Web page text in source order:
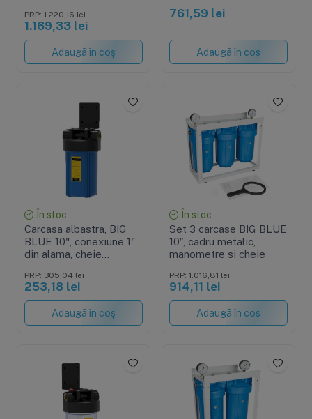
PRP: 1.220,16 lei
1.169,33 lei
Adaugă în coș
761,59 lei
Adaugă în coș
În stoc
Carcasa albastra, BIG
BLUE 10", conexiune 1"
din alama, cheie
presiune si suport
metalic
PRP: 305,04 lei
253,18 lei
Adaugă în coș
În stoc
Set 3 carcase BIG BLUE
10″, cadru metalic,
manometre si cheie
PRP: 1.016,81 lei
914,11 lei
Adaugă în coș